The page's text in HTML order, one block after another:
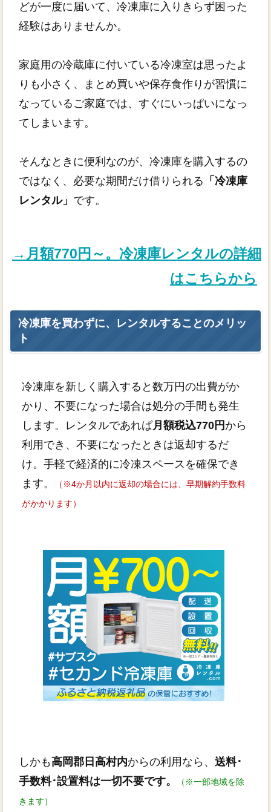
どが一度に届いて、冷凍庫に入りきらず困った
経験はありませんか。
家庭用の冷蔵庫に付いている冷凍室は思ったよ
りも小さく、まとめ買いや保存食作りが習慣に
なっているご家庭では、すぐにいっぱいになっ
てしまいます。
そんなときに便利なのが、冷凍庫を購入するの
ではなく、必要な期間だけ借りられる 「冷凍庫
レンタル」 です。
→月額770円～。冷凍庫レンタルの詳細
はこちらから
冷凍庫を買わずに、レンタルすることのメリッ
ト
冷凍庫を新しく購入すると数万円の出費がか
かり、不要になった場合は処分の手間も発生
します。レンタルであれば月額税込770円から
利用でき、不要になったときは返却するだ
け。手軽で経済的に冷凍スペースを確保でき
ます。
（※4か月以内に返却の場合には、早期解約手数料
がかかります）
しかも高岡郡日高村内からの利用なら、 送料･
手数料･設置料は一切不要です。
（※一部地域を除
きます）